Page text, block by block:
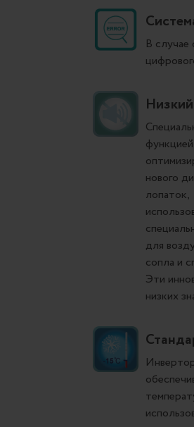
В
Низкий
нового
лопаток,
для
сопла и
Эти
низких